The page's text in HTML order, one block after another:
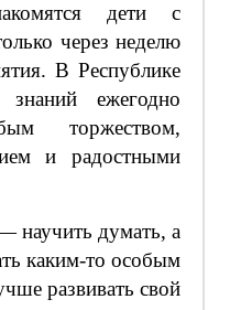
дети с
через неделю
В Республике
ежегодно
торжеством,
и радостными
научить думать, а
каким-то особым
развивать свой